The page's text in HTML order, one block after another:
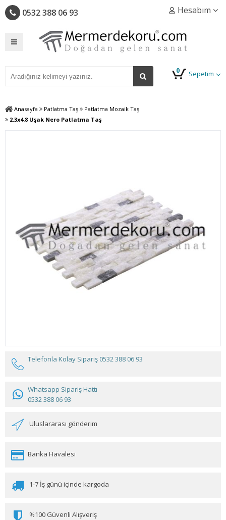
0532 388 06 93 Hesabım
Sepetim
0
Anasayfa Patlatma Taş
Patlatma Mozaik Taş
2.3x4.8 Uşak Nero Patlatma Taş
Telefonla Kolay Sipariş 0532 388 06 93
Whatsapp Sipariş Hattı
0532 388 06 93
Uluslararası gönderim
Banka Havalesi
1-7 İş günü içinde kargoda
%100 Güvenli Alışveriş